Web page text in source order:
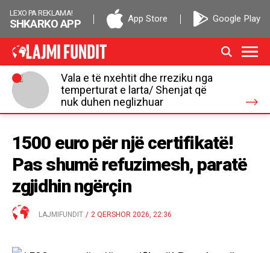
LEXO PA REKLAMA!
SHKARKO APP App Store Google Play
Vala e të nxehtit dhe rreziku nga
temperturat e larta/ Shenjat që
nuk duhen neglizhuar
1500 euro për një certifikatë!
Pas shumë refuzimesh, paratë
zgjidhin ngërçin
LAJMIFUNDIT / 2 QERSHOR 2026, 22:36